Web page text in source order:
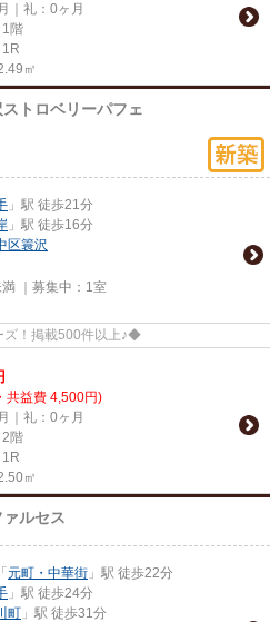
｜礼：0ヶ月
1階
㎡
トロベリーパフェ
」駅 徒歩21分
」駅 徒歩16分
区簑沢
｜募集中： 1室
ズ！掲載500件以上♪◆
共益費 4,500円)
｜礼：0ヶ月
2階
㎡
ルセス
「 元町・中華街 」駅 徒歩22分
」駅 徒歩24分
町 」駅 徒歩31分